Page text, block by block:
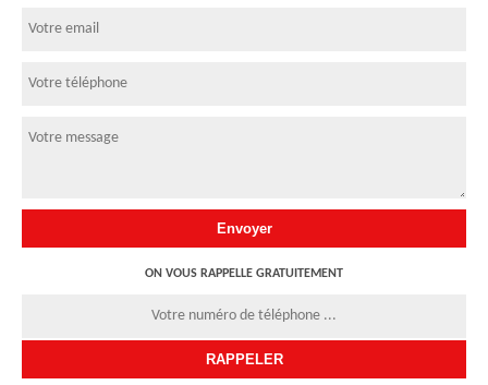
ON VOUS RAPPELLE GRATUITEMENT